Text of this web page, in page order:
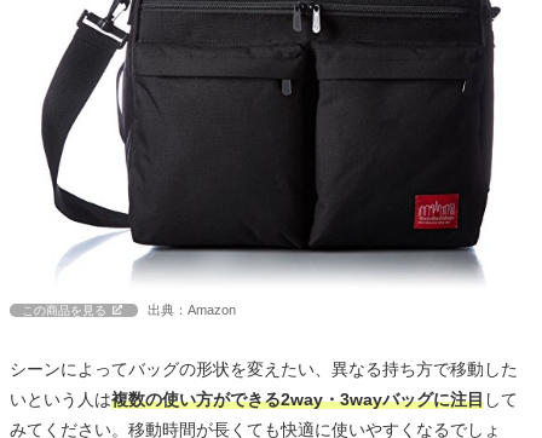
この商品を見る 出典：Amazon
シーンによってバッグの形状を変えたい、異なる持ち方で移動した
いという人は複数の使い方ができる2way・3wayバッグに注目して
みてください。移動時間が長くても快適に使いやすくなるでしょ